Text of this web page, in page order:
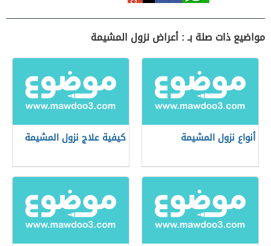
مواضيع ذات صلة بـ : أعراض نزول المشيمة
أنواع نزول المشيمة كيفية علاج نزول المشيمة